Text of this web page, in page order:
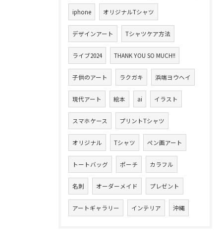
iphone オリジナルTシャツ
デザインアート Tシャツケア方法
ライブ2024 THANK YOU SO MUCH!!
子供のアート ラクガキ 浜端ヨウヘイ
現代アート 絵本 ai イラスト
スマホケース プリントTシャツ
オリジナル Tシャツ ペン画アート
トートバッグ ポーチ カラフル
名刺 オーダーメイド プレゼント
アートギャラリー インテリア 沖縄